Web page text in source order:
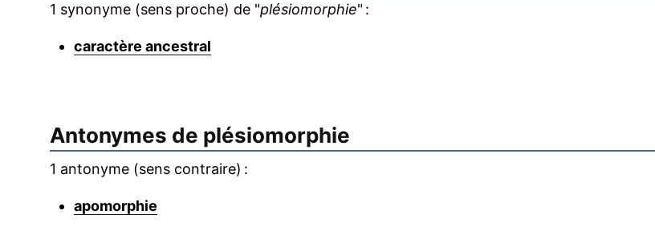
1 synonyme (sens proche) de "plésiomorphie" :
caractère ancestral
Antonymes de plésiomorphie
1 antonyme (sens contraire) :
apomorphie